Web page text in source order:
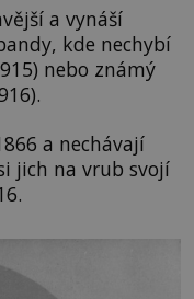
a vynáší
kde nechybí
nebo známý
a nechávají
jich na vrub svojí